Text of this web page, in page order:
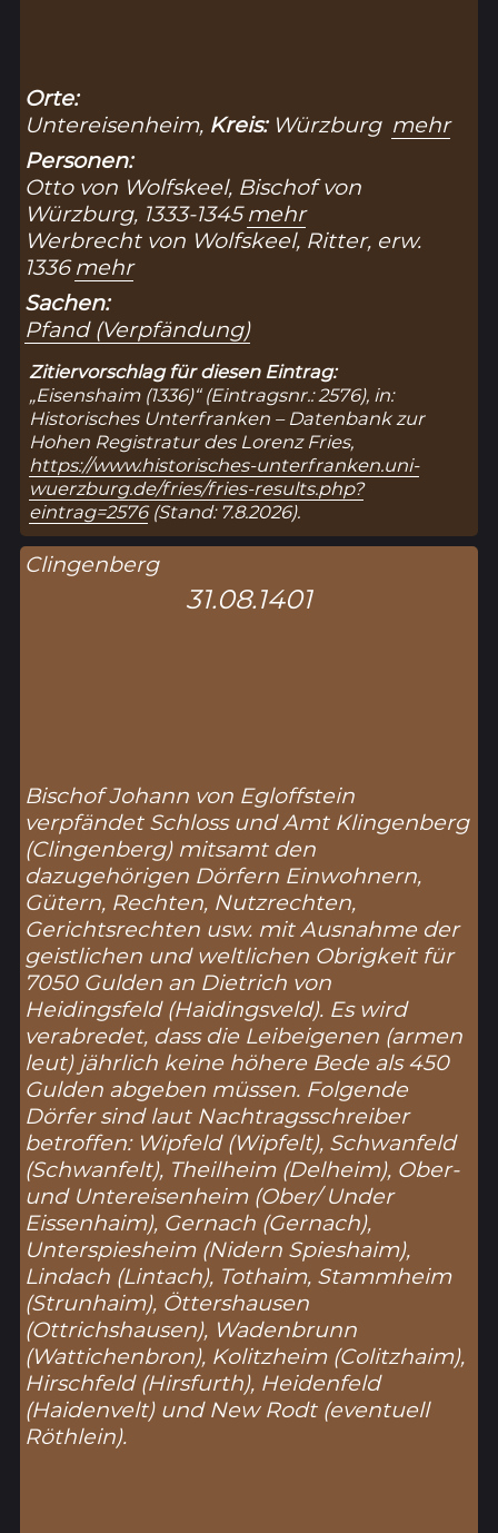
Orte:
Untereisenheim, Kreis: Würzburg mehr
Personen:
Otto von Wolfskeel, Bischof von
Würzburg, 1333-1345 mehr
Werbrecht von Wolfskeel, Ritter, erw.
1336 mehr
Sachen:
Pfand (Verpfändung)
Zitiervorschlag für diesen Eintrag:
„Eisenshaim (1336)“ (Eintragsnr.: 2576), in:
Historisches Unterfranken – Datenbank zur
Hohen Registratur des Lorenz Fries,
https://www.historisches-unterfranken.uni-
wuerzburg.de/fries/fries-results.php?
eintrag=2576(Stand: 7.8.2026).
Clingenberg
31.08.1401
Bischof Johann von Egloffstein
verpfändet Schloss und Amt Klingenberg
(Clingenberg) mitsamt den
dazugehörigen Dörfern Einwohnern,
Gütern, Rechten, Nutzrechten,
Gerichtsrechten usw. mit Ausnahme der
geistlichen und weltlichen Obrigkeit für
7050 Gulden an Dietrich von
Heidingsfeld (Haidingsveld). Es wird
verabredet, dass die Leibeigenen (armen
leut) jährlich keine höhere Bede als 450
Gulden abgeben müssen. Folgende
Dörfer sind laut Nachtragsschreiber
betroffen: Wipfeld (Wipfelt), Schwanfeld
(Schwanfelt), Theilheim (Delheim), Ober-
und Untereisenheim (Ober/ Under
Eissenhaim), Gernach (Gernach),
Unterspiesheim (Nidern Spieshaim),
Lindach (Lintach), Tothaim, Stammheim
(Strunhaim), Öttershausen
(Ottrichshausen), Wadenbrunn
(Wattichenbron), Kolitzheim (Colitzhaim),
Hirschfeld (Hirsfurth), Heidenfeld
(Haidenvelt) und New Rodt(eventuell
Röthlein).